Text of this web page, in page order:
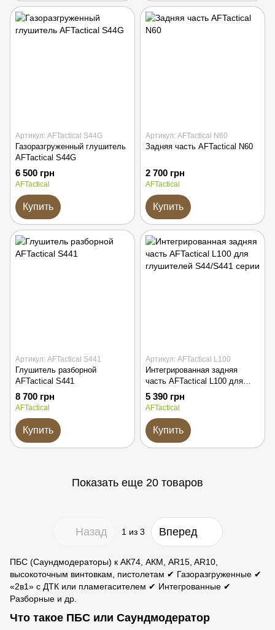
Артикул: AFTactical S44G
Газоразгруженный глушитель
AFTactical S44G
6 500 грн
AFTactical
Купить
Артикул: AFTactical N60
Задняя часть AFTactical N60
2 700 грн
AFTactical
Купить
Артикул: AFTactical S441
Глушитель разборной
AFTactical S441
8 700 грн
AFTactical
Купить
Артикул: AFTactical L100
Интегрированная задняя
часть AFTactical L100 для
глушителей S44/S441 серии
5 390 грн
AFTactical
Купить
Показать еще 20 товаров
Назад 1из 3 Вперед
ПБС (Саундмодераторы) к АК74, АКМ, AR15, AR10,
высокоточным винтовкам, пистолетам ✔ Газоразгруженные ✔
«2в1» с ДТК или пламегасителем ✔ Интегрованные ✔
Разборные и др.
Что такое ПБС или Саундмодератор